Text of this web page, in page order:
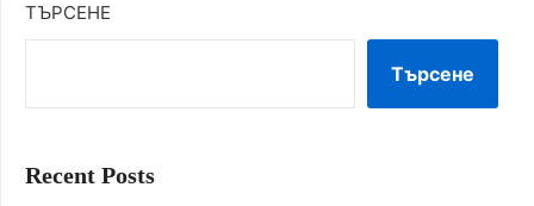
на
ТЪРСЕНЕ
Търсене
Recent Posts